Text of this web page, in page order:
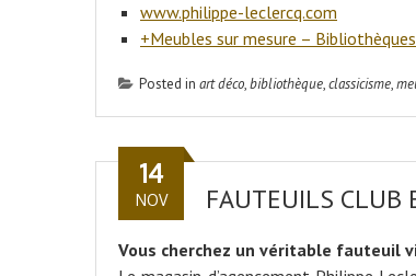
www.philippe-leclercq.com
+Meubles sur mesure –
Posted in art déco,bibliothèque,classicisme,
FAUTEUILS CLUB
14
NOV
Vous cherchez un véritable fauteuil